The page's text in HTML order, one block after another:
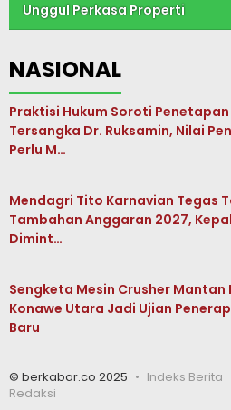
Unggul Perkasa Properti
NASIONAL
Praktisi Hukum Soroti Penetapan
Tersangka Dr. Ruksamin, Nilai
Perlu M…
Mendagri Tito Karnavian Tegas
Tambahan Anggaran 2027,
Dimint…
Sengketa Mesin Crusher Mantan
Konawe Utara Jadi Ujian
Baru
© berkabar.co 2025 Indeks Berita
Redaksi